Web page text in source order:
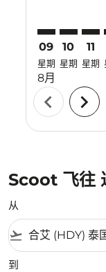
09
星期
8月
10
星期
11
星期
chevron_left chevron_right
Scoot 飞往
从
flight_takeoff
到